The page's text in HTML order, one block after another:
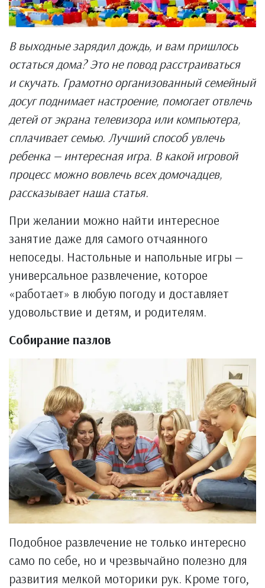
В выходные зарядил дождь, и вам пришлось
остаться дома? Это не повод расстраиваться
и скучать. Грамотно организованный семейный
досуг поднимает настроение, помогает отвлечь
детей от экрана телевизора или компьютера,
сплачивает семью. Лучший способ увлечь
ребенка — интересная игра. В какой игровой
процесс можно вовлечь всех домочадцев,
рассказывает наша статья.
При желании можно найти интересное
занятие даже для самого отчаянного
непоседы. Настольные и напольные игры —
универсальное развлечение, которое
«работает» в любую погоду и доставляет
удовольствие и детям, и родителям.
Собирание пазлов
Подобное развлечение не только интересно
само по себе, но и чрезвычайно полезно для
развития мелкой моторики рук. Кроме того,